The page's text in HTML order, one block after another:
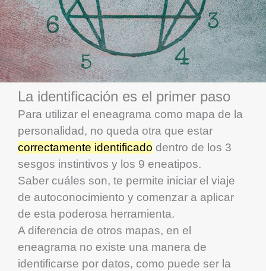
La identificación es el primer paso
Para utilizar el eneagrama como mapa de la
personalidad, no queda otra que estar
correctamente identificado dentro de los 3
sesgos instintivos y los 9 eneatipos.
Saber cuáles son, te permite iniciar el viaje
de autoconocimiento y comenzar a aplicar
de esta poderosa herramienta.
A diferencia de otros mapas, en el
eneagrama no existe una manera de
identificarse por datos, como puede ser la